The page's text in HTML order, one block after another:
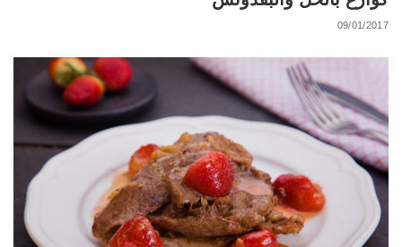
09/01/2017